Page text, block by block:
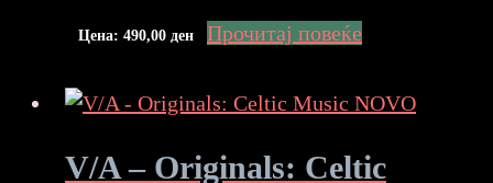
Цена: 490,00 ден Прочитај повеќе
V/A – Originals: Celtic